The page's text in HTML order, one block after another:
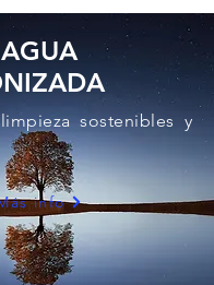
AGUA
sostenibles y
info